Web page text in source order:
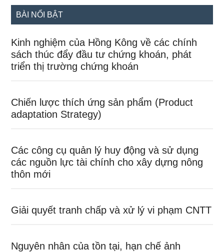
...
BÀI NỔI BẬT
Kinh nghiệm của Hồng Kông về các chính
sách thúc đẩy đầu tư chứng khoán, phát
triển thị trường chứng khoán
Chiến lược thích ứng sản phẩm (Product
adaptation Strategy)
Các công cụ quản lý huy động và sử dụng
các nguồn lực tài chính cho xây dựng nông
thôn mới
Giải quyết tranh chấp và xử lý vi phạm CNTT
Nguyên nhân của tồn tại, hạn chế ảnh